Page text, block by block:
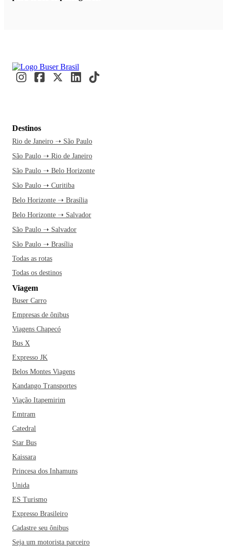
Destinos
Rio de Janeiro ➝ São Paulo
São Paulo ➝ Rio de Janeiro
São Paulo ➝ Belo Horizonte
São Paulo ➝ Curitiba
Belo Horizonte ➝ Brasília
Belo Horizonte ➝ Salvador
São Paulo ➝ Salvador
São Paulo ➝ Brasília
Todas as rotas
Todas os destinos
Viagem
Buser Carro
Empresas de ônibus
Viagens Chapecó
Bus X
Expresso JK
Belos Montes Viagens
Kandango Transportes
Viação Itapemirim
Emtram
Catedral
Star Bus
Kaissara
Princesa dos Inhamuns
Unida
ES Turismo
Expresso Brasileiro
Cadastre seu ônibus
Seja um motorista parceiro